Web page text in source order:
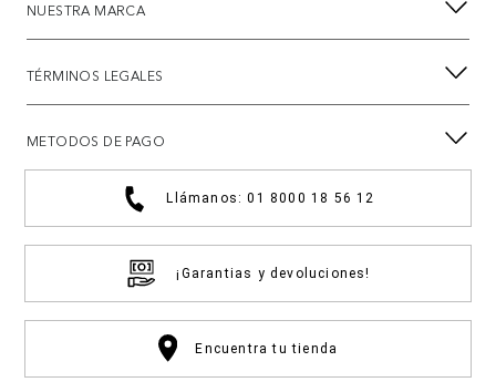
NUESTRA MARCA
TÉRMINOS LEGALES
METODOS DE PAGO
Llámanos: 01 8000 18 56 12
¡Garantias y devoluciones!
Encuentra tu tienda